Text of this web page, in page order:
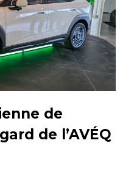
de
de l’AVÉQ